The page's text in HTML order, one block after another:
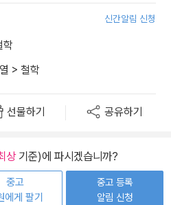
신간알림 신청
학
> 철학
선물하기 공유하기
상기준)에 파시겠습니까?
중고
에게 팔기
중고 등록
알림 신청